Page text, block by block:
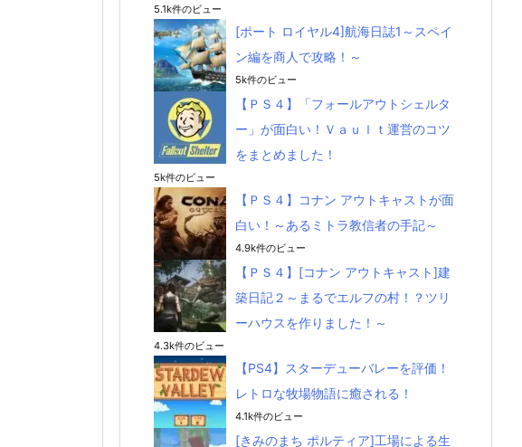
5.1k件のビュー
[ポート ロイヤル4]航海日誌1～スペイ
ン編を商人で攻略！～
5k件のビュー
【ＰＳ４】「フォールアウトシェルタ
ー」が面白い！Ｖａｕｌｔ運営のコツ
をまとめました！
5k件のビュー
【ＰＳ４】コナン アウトキャストが面
白い！～あるミトラ教信者の手記～
4.9k件のビュー
【ＰＳ４】[コナン アウトキャスト]建
築日記２～まるでエルフの村！？ツリ
ーハウスを作りました！～
4.3k件のビュー
【PS4】スターデューバレーを評価！
レトロな牧場物語に癒される！
4.1k件のビュー
[きみのまち ポルティア]工場による生